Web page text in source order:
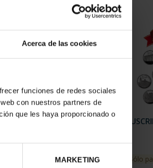
Acerca de las cookies
funciones de redes sociales
con nuestros partners de
que les haya proporcionado o
MARKETING
SUSCRIPCIÓN CAPITALES DE
949,00 €
Sólo para usuarios registrados Sólo